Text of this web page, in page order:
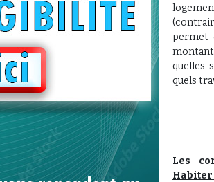
permet
montant
quelles
quels
Les